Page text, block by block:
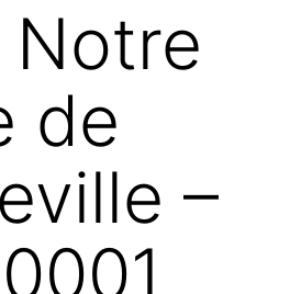
de
–